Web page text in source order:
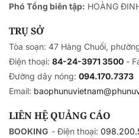
Phó Tổng biên tập: HOÀNG
TRỤ SỞ
Tòa soạn: 47 Hàng Chuối,
Điện thoại: 84-24-3971 3500 -
Đường dây nóng: 094.170.7373
Email:
LIÊN HỆ QUẢNG CÁO
BOOKING - Điện thoại: